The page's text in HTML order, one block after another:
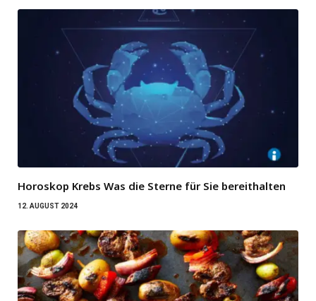
Horoskop Krebs Was die Sterne für Sie bereithalten
12. AUGUST 2024